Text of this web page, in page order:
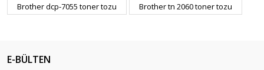
Brother dcp-7055 toner tozu
Brother tn 2060 toner tozu
E-BÜLTEN